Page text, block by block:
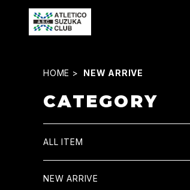
HOME NEW ARRIVE
CATEGORY
ALL ITEM
NEW ARRIVE